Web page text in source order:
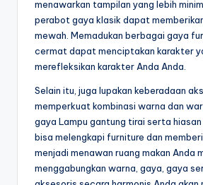
menawarkan tampilan yang lebih
perabot gaya klasik dapat
mewah. Memadukan berbagai gaya
cermat dapat menciptakan karakter
merefleksikan karakter Anda Anda.
Selain itu, juga lupakan keberadaan
memperkuat kombinasi warna dan
gaya Lampu gantung tirai serta hiasan
bisa melengkapi furniture dan
menjadi menawan ruang makan Anda
menggabungkan warna, gaya, gaya